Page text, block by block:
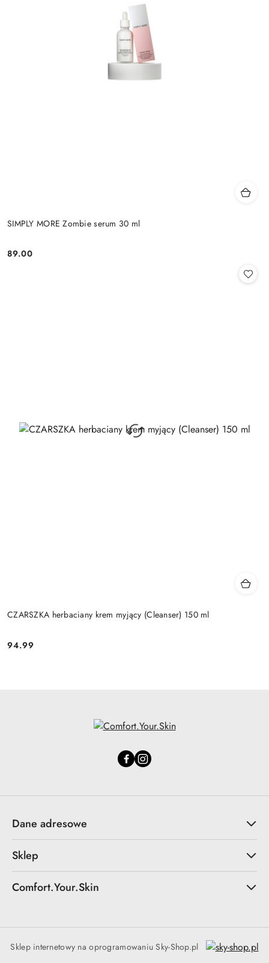
SIMPLY MORE Zombie serum 30 ml
Cena:
89.00
CZARSZKA herbaciany krem myjący (Cleanser) 150 ml
Cena:
94.99
Dane adresowe
Sklep
Comfort.Your.Skin
Sklep internetowy na oprogramowaniu Sky-Shop.pl